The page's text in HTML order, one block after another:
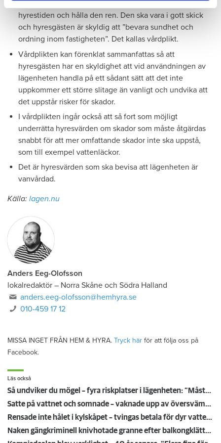
En hyresgäst är skyldig att väl vårda lägenheten under
hyrestiden och hålla den ren. Den ska vara i gott skick
och hyresgästen är skyldig att ”bevara sundhet och
ordning inom fastigheten”. Det kallas vårdplikt.
Vårdplikten kan förenklat sammanfattas så att
hyresgästen har en skyldighet att vid användningen av
lägenheten handla på ett sådant sätt att det inte
uppkommer ett större slitage än vanligt och undvika att
det uppstår risker för skador.
I vårdplikten ingår också att så fort som möjligt
underrätta hyresvärden om skador som måste åtgärdas
snabbt för att mer omfattande skador inte ska uppstå,
som till exempel vattenläckor.
Det är hyresvärden som ska bevisa att lägenheten är
vanvårdad.
Källa: lagen.nu
Anders Eeg-Olofsson
lokalredaktör – Norra Skåne och Södra Halland
anders.eeg-olofsson@hemhyra.se
010-459 17 12
MISSA INGET FRÅN HEM & HYRA. Tryck här för att följa oss på
Facebook.
Läs också
Så undviker du mögel – fyra riskplatser i lägenheten: ”Måste städa bort”
Satte på vattnet och somnade – vaknade upp av översvämning hos grannen
Rensade inte hålet i kylskåpet – tvingas betala för dyr vattenskada
Naken gängkriminell knivhotade granne efter balkongklättring